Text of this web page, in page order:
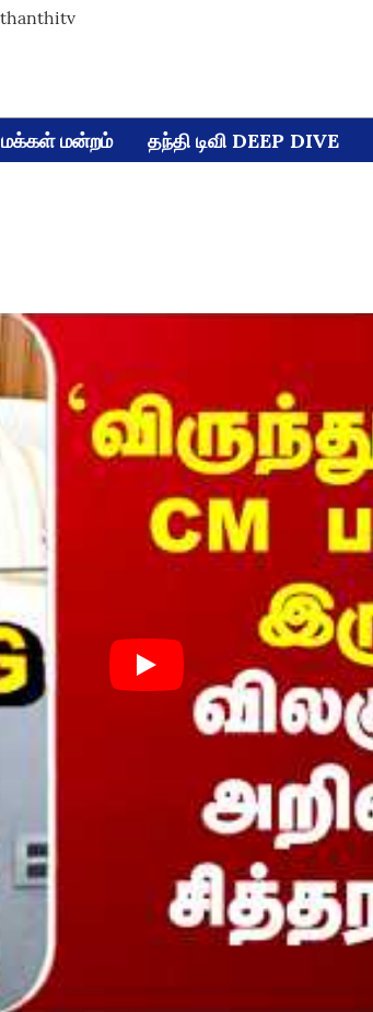
மக்கள் மன்றம் தந்தி டிவி DEEP DIVE